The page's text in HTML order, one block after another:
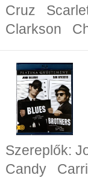
Cruz
Clarkson
Szereplők:
Candy